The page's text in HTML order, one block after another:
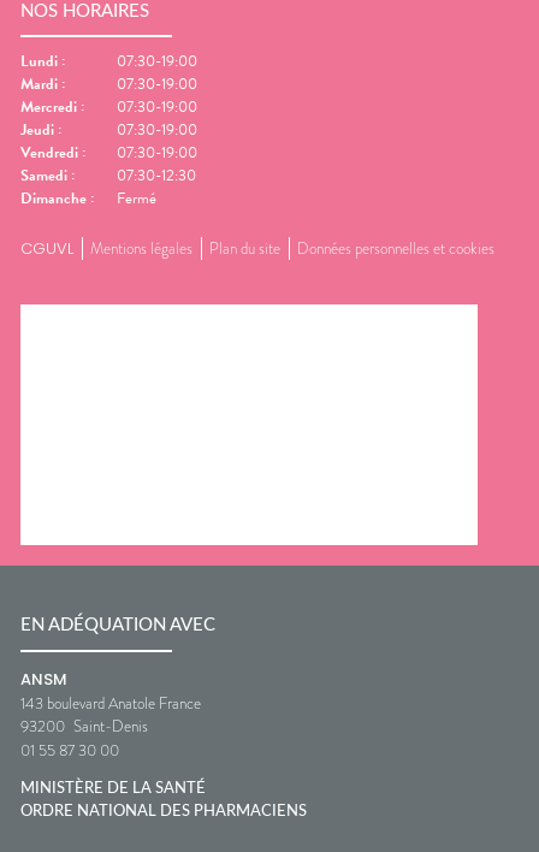
NOS HORAIRES
Lundi :
07:30-19:00
Mardi :
07:30-19:00
Mercredi :
07:30-19:00
Jeudi :
07:30-19:00
Vendredi :
07:30-19:00
Samedi :
07:30-12:30
Dimanche : Fermé
CGUVL Mentions légales Plan du site Données personnelles et cookies
EN ADÉQUATION AVEC
ANSM
143 boulevard Anatole France
93200 Saint-Denis
01 55 87 30 00
MINISTÈRE DE LA SANTÉ
ORDRE NATIONAL DES PHARMACIENS